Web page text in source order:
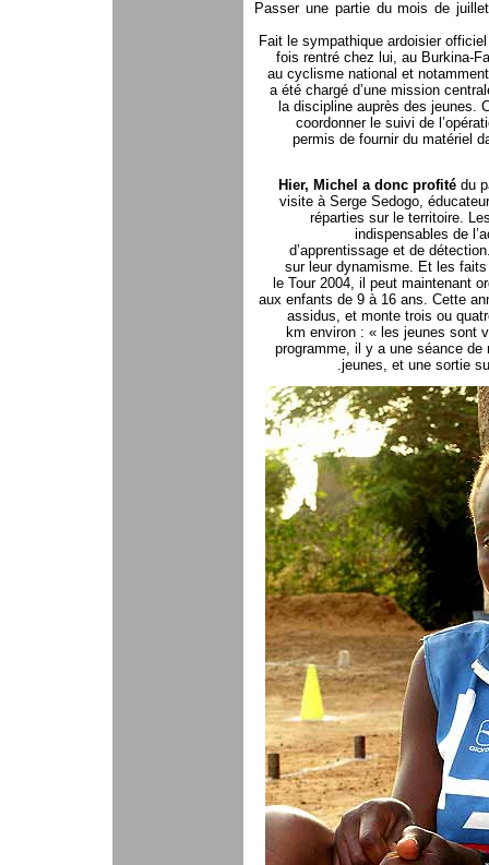
Passer une partie du mois de
Fait le sympathique ardoisier
fois rentré chez lui, au Burkina-
au cyclisme national et
a été chargé d’une mission
la discipline auprès des jeunes.
coordonner le suivi de
permis de fournir du matériel
Hier, Michel a donc profité du
visite à Serge Sedogo,
réparties sur le territoire.
indispensables de
d’apprentissage et de
sur leur dynamisme. Et les
le Tour 2004, il peut maintenant
aux enfants de 9 à 16 ans. Cette
assidus, et monte trois ou
km environ : « les jeunes sont
programme, il y a une séance
jeunes, et une sortie